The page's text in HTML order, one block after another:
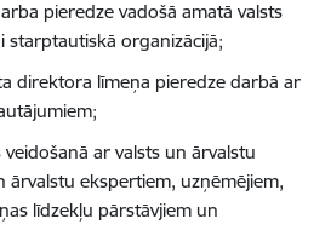
pieredze vadošā amatā valsts
starptautiskā organizācijā;
direktora līmeņa pieredze darbā ar
ar valsts un ārvalstu
ārvalstu ekspertiem, uzņēmējiem,
līdzekļu pārstāvjiem un